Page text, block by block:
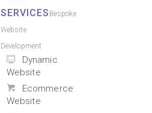
SERVICES Bespoke
Website
Development
Dynamic
Website
Ecommerce
Website